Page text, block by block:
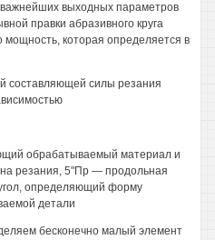
выходных параметров
правки абразивного круга
которая определяется в
составляющей силы резания
обрабатываемый материал и
резания, 5"Пр — продольная
определяющий форму
детали
бесконечно малый элемент